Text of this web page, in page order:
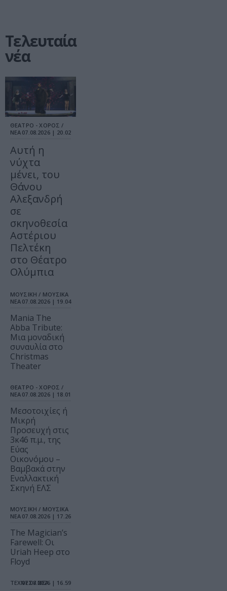
Τελευταία
νέα
ΘΕΑΤΡΟ - ΧΟΡΟΣ /
ΝΕΑ 07.08.2026 | 20.02
Αυτή η
νύχτα
μένει, του
Θάνου
Αλεξανδρή
σε
σκηνοθεσία
Αστέριου
Πελτέκη
στο Θέατρο
Ολύμπια
ΜΟΥΣΙΚΗ / ΜΟΥΣΙΚΑ
ΝΕΑ 07.08.2026 | 19.04
Mania The
Abba Tribute:
Μια μοναδική
συναυλία στο
Christmas
Theater
ΘΕΑΤΡΟ - ΧΟΡΟΣ /
ΝΕΑ 07.08.2026 | 18.01
Μεσοτοιχίες ή
Μικρή
Προσευχή στις
3κ46 π.μ., της
Εύας
Οικονόμου –
Βαμβακά στην
Εναλλακτική
Σκηνή ΕΛΣ
ΜΟΥΣΙΚΗ / ΜΟΥΣΙΚΑ
ΝΕΑ 07.08.2026 | 17.26
The Magician’s
Farewell: Οι
Uriah Heep στο
Floyd
ΤΕΧΝΕΣ / ΝΕΑ
07.08.2026 | 16.59